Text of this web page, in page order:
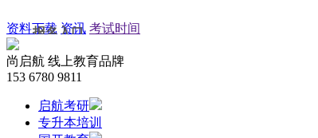
报名入口
考研网上报名
自考网上报名
资料下载 资讯 考试时间
尚启航 线上教育品牌
153 6780 9811
启航考研
专升本培训